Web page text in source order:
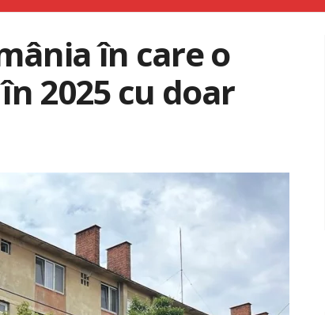
în care o
2025 cu doar